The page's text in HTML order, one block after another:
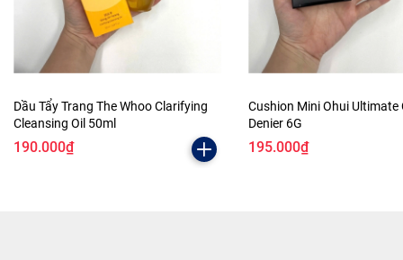
Dầu Tẩy Trang The Whoo Clarifying
Cleansing Oil 50ml
190.000₫
Cushion Mini Ohui Ultimate
Denier 6G
195.000₫